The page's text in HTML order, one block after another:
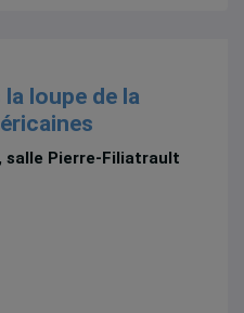
loupe de la
salle Pierre-Filiatrault